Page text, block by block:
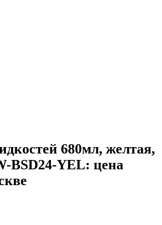
680мл, желтая,
BSD24-YEL: цена